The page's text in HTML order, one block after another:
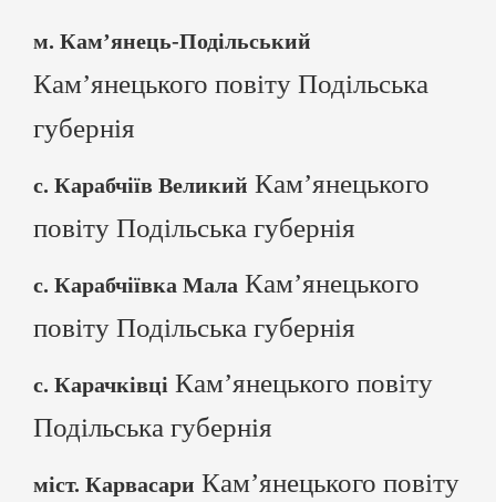
м. Кам’янець-Подільський
Кам’янецького повіту Подільська
губернія
с. Карабчіїв Великий Кам’янецького
повіту Подільська губернія
с. Карабчіївка Мала Кам’янецького
повіту Подільська губернія
с. Карачківці Кам’янецького повіту
Подільська губернія
міст. Карвасари Кам’янецького повіту